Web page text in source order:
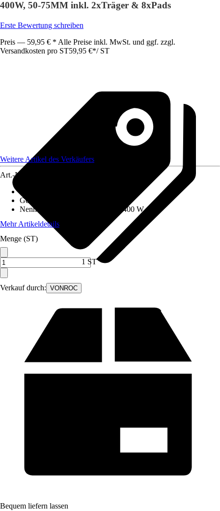
400W, 50-75MM inkl. 2xTräger & 8xPads
Erste Bewertung schreiben
Preis — 59,95 € * Alle Preise inkl. MwSt. und ggf. zzgl.
Versandkosten pro ST59,95 €*/ ST
Verkauf durch: VONROC
Weitere Artikel des Verkäufers
Art.-Nr.
Gewicht
Nennaufnahmeleistung
350 W - 400 W
Mehr Artikeldetails
Menge (ST)
1 ST
Bequem liefern lassen